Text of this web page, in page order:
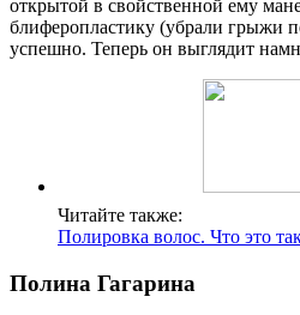
открытой в свойственной ему
блиферопластику (убрали грыжи
успешно. Теперь он выглядит
Читайте также:
Полировка волос. Что это
Полина Гагарина